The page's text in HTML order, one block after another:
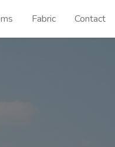
Fabric Contact